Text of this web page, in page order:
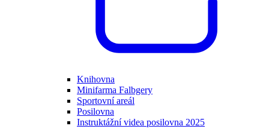
Knihovna
Minifarma Falbgery
Sportovní areál
Posilovna
Instruktážní videa posilovna 2025